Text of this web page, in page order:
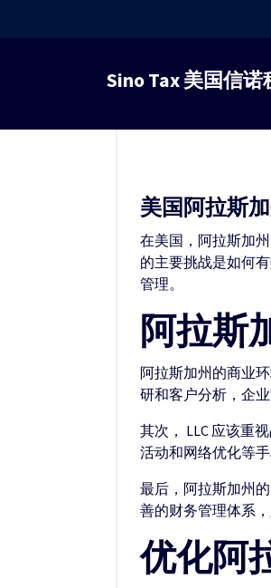
容
Sino Tax 美国信
美国阿拉斯
在美国，阿拉斯加
的主要挑战是如何
管理。
阿拉斯
阿拉斯加州的商业
研和客户分析，企
其次， LLC 应该重
活动和网络优化等
最后，阿拉斯加州
善的财务管理体系
优化阿